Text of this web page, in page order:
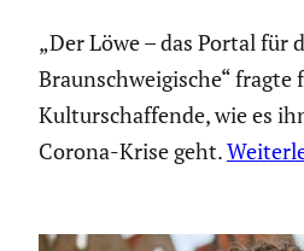
„Der Löwe – das Portal für
Braunschweigische“ fragte
Kulturschaffende, wie es
Corona-Krise geht.